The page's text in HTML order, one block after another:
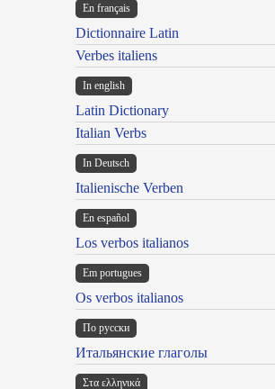
En français
Dictionnaire Latin
Verbes italiens
In english
Latin Dictionary
Italian Verbs
In Deutsch
Italienische Verben
En español
Los verbos italianos
Em portugues
Os verbos italianos
По русски
Итальянские глаголы
Στα ελληνικά